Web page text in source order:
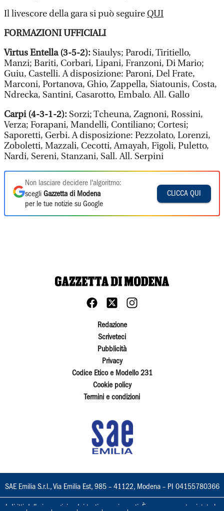
Il livescore della gara si può seguire QUI
FORMAZIONI UFFICIALI
Virtus Entella (3-5-2): Siaulys; Parodi, Tiritiello,
Manzi; Bariti, Corbari, Lipani, Franzoni, Di Mario;
Guiu, Castelli. A disposizione: Paroni, Del Frate,
Marconi, Portanova, Ghio, Zappella, Siatounis, Costa,
Ndrecka, Santini, Casarotto, Embalo. All. Gallo
Carpi (4-3-1-2): Sorzi; Tcheuna, Zagnoni, Rossini,
Verza; Forapani, Mandelli, Contiliano; Cortesi;
Saporetti, Gerbi. A disposizione: Pezzolato, Lorenzi,
Zoboletti, Mazzali, Cecotti, Amayah, Figoli, Puletto,
Nardi, Sereni, Stanzani, Sall. All. Serpini
Non lasciare decidere l'algoritmo:
scegli Gazzetta di Modena
per le tue notizie su Google
CLICCA QUI
Redazione
Scriveteci
Pubblicità
Privacy
Codice Etico e Modello 231
Cookie policy
Termini e condizioni
SAE Emilia S.r.l., Via Emilia Est, 985 – 41122, Modena – PI 04155780366
I diritti delle immagini e dei testi sono riservati. È espressamente vietata la